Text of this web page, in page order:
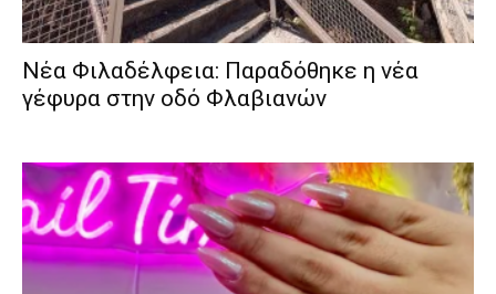
Νέα Φιλαδέλφεια: Παραδόθηκε η νέα
γέφυρα στην οδό Φλαβιανών